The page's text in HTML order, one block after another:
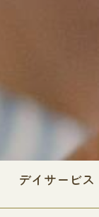
デイサービ